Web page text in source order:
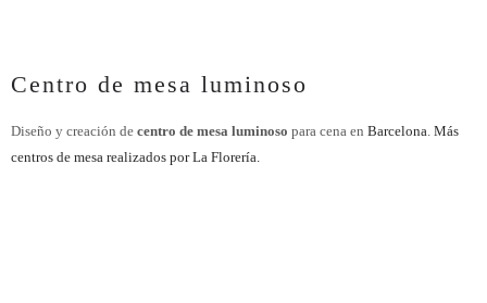
Centro de mesa luminoso
Diseño y creación de centro de mesa luminoso para cena en Barcelona. Más
centros de mesa realizados por La Florería.